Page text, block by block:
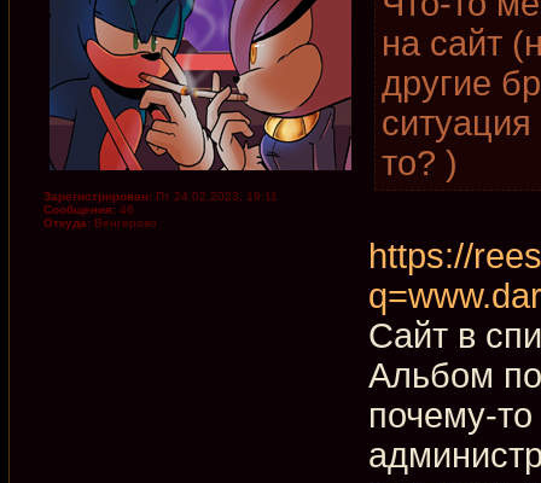
Зарегистрирован: Пт 24.02.2023, 19:11
Сообщения: 46
Откуда: Венгерово
на сайт
другие
то? )
https://
Сайт в
Альбом
почему-